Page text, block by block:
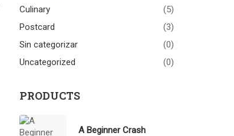
Culinary
(5)
Postcard
(3)
Sin categorizar
(0)
Uncategorized
(0)
PRODUCTS
A Beginner Crash